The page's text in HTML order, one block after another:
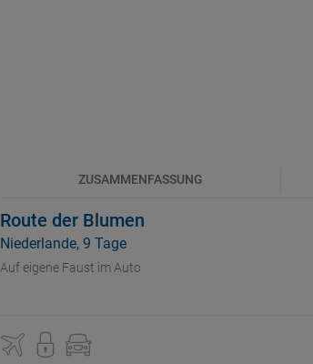
ZUSAMMENFASSUNG
Route der Blumen
Niederlande, 9 Tage
Auf eigene Faust im Auto